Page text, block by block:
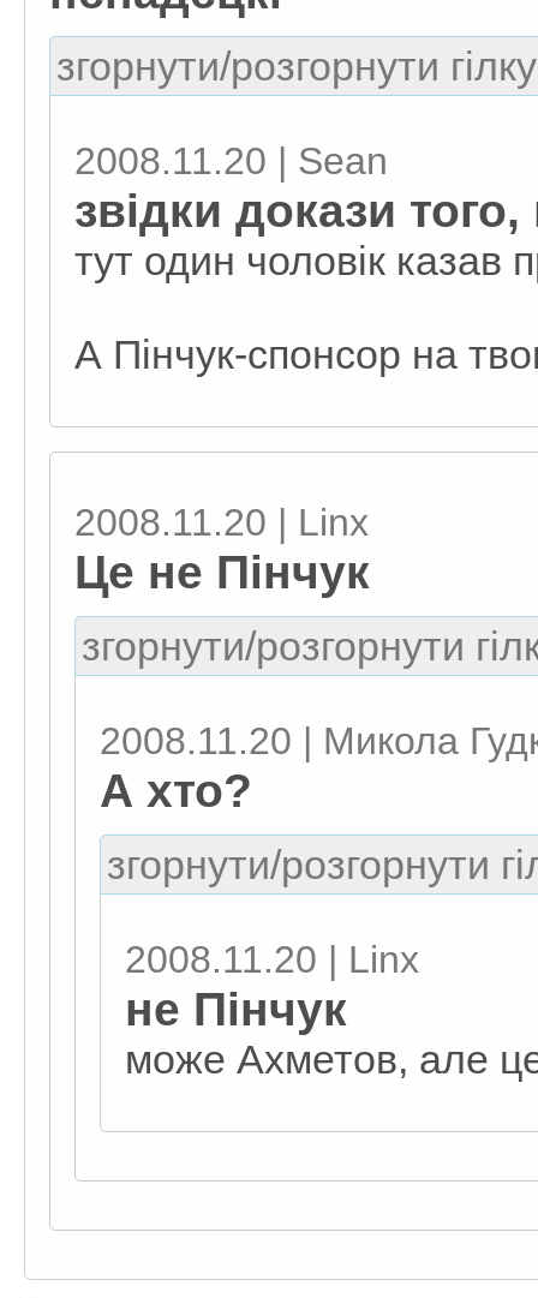
згорнути/розгорнути
2008.11.20 | Sean
звідки докази
тут один чоловік казав
А Пінчук-спонсор на
2008.11.20 | Linx
Це не Пінчук
згорнути/розгорнути
2008.11.20 | Микола
А хто?
згорнути/розгорнути
2008.11.20 | Linx
не Пінчук
може Ахметов, але